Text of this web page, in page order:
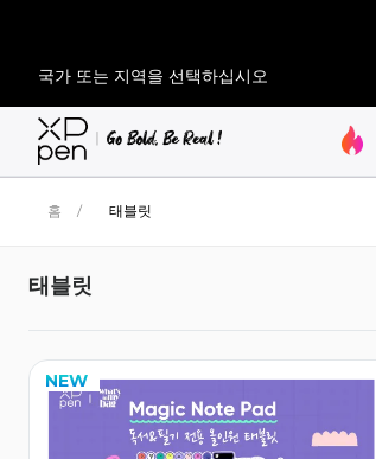
국가 또는 지역을 선택하십시오
홈 / 태블릿
태블릿
NEW